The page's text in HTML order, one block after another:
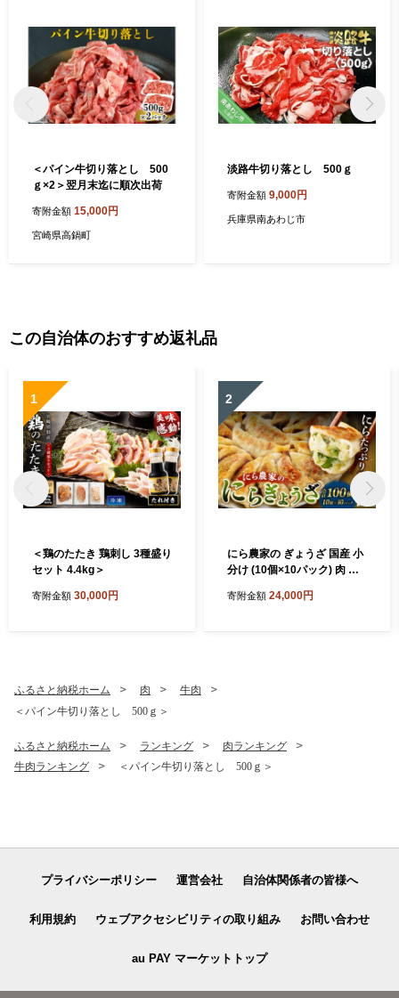
＜パイン牛切り落とし 500
ｇ×2＞翌月末迄に順次出荷
寄附金額 15,000円
宮崎県高鍋町
淡路牛切り落とし 500ｇ
寄附金額 9,000円
兵庫県南あわじ市
この自治体のおすすめ返礼品
1
＜鶏のたたき 鶏刺し 3種盛り
セット 4.4kg＞
寄附金額 30,000円
2
にら農家の ぎょうざ 国産 小
分け (10個×10パック) 肉 惣
冷凍 豚肉 野菜 加工品
寄附金額 24,000円
ふるさと納税ホーム 肉
牛肉
＜パイン牛切り落とし 500ｇ＞
ふるさと納税ホーム ランキング
肉ランキング
牛肉ランキング
＜パイン牛切り落とし 500ｇ＞
プライバシーポリシー 運営会社 自治体関係者の皆様へ
利用規約 ウェブアクセシビリティの取り組み お問い合わせ
au PAY マーケットトップ